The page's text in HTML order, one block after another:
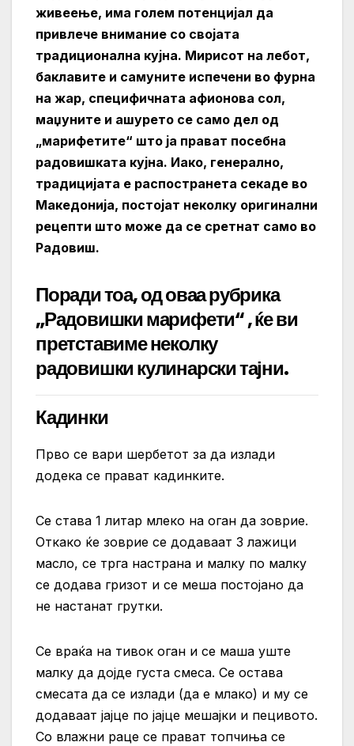
живеење, има голем потенцијал да
привлече внимание со својата
традиционална кујна. Мирисот на лебот,
баклавите и самуните испечени во фурна
на жар, специфичната афионова сол,
маџуните и ашурето се само дел од
„марифетите“ што ја прават посебна
радовишката кујна. Иако, генерално,
традицијата е распостранета секаде во
Македонија, постојат неколку оригинални
рецепти што може да се сретнат само во
Радовиш.
Поради тоа, од оваа рубрика
„Радовишки марифети“ , ќе ви
претставиме неколку
радовишки кулинарски тајни.
Кадинки
Прво се вари шербетот за да излади
додека се прават кадинките.
Се става 1 литар млеко на оган да зоврие.
Oткако ќе зоврие се додаваат 3 лажици
масло, се трга настрана и малку по малку
се додава гризот и се меша постојано да
не настанат грутки.
Се враќа на тивок оган и се маша уште
малку да дојде густа смеса. Се остава
смесата да се излади (да е млако) и му се
додаваат јајце по јајце мешајки и пецивото.
Со влажни раце се прават топчиња се